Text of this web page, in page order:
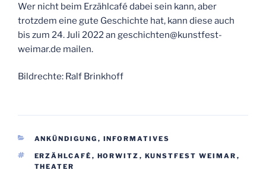
Wer nicht beim Erzählcafé dabei sein kann, aber
trotzdem eine gute Geschichte hat, kann diese auch
bis zum 24. Juli 2022 an geschichten@kunstfest-
weimar.de mailen.
Bildrechte: Ralf Brinkhoff
KATEGORIEN
ANKÜNDIGUNG , INFORMATIVES
SCHLAGWÖRTER
ERZÄHLCAFÉ , HORWITZ , KUNSTFEST WEIMAR ,
THEATER